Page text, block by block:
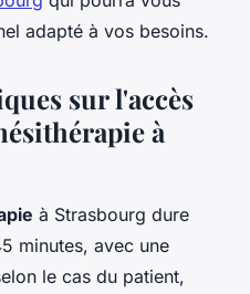
adapté à vos besoins.
sur l'accès
à
à Strasbourg dure
minutes, avec une
le cas du patient,